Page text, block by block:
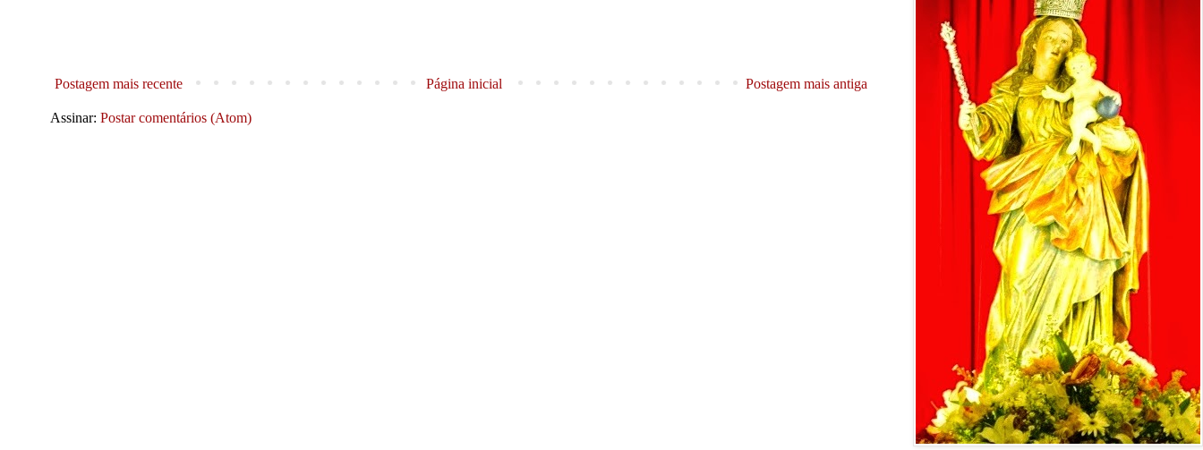
Postagem mais recente Postagem mais antiga
Página inicial
Assinar: Postar comentários (Atom)